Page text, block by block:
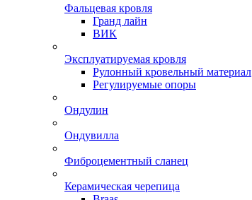
Фальцевая кровля
Гранд лайн
ВИК
Эксплуатируемая кровля
Рулонный кровельный материал
Регулируемые опоры
Ондулин
Ондувилла
Фиброцементный сланец
Керамическая черепица